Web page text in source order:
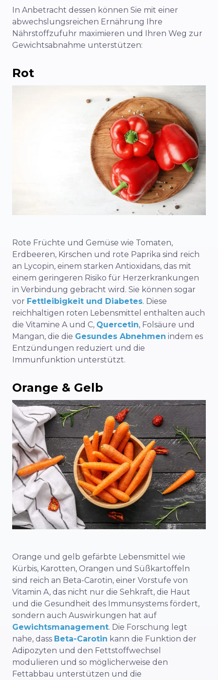
In Anbetracht dessen können Sie mit einer
abwechslungsreichen Ernährung Ihre
Nährstoffzufuhr maximieren und Ihren Weg zur
Gewichtsabnahme unterstützen:
Rot
Rote Früchte und Gemüse wie Tomaten,
Erdbeeren, Kirschen und rote Paprika sind reich
an Lycopin, einem starken Antioxidans, das mit
einem geringeren Risiko für Herzerkrankungen
in Verbindung gebracht wird. Sie können sogar
vor Fettleibigkeit und Diabetes. Diese
reichhaltigen roten Lebensmittel enthalten auch
die Vitamine A und C, Quercetin, Folsäure und
Mangan, die die Gesundes Abnehmen indem es
Entzündungen reduziert und die
Immunfunktion unterstützt.
Orange & Gelb
Orange und gelb gefärbte Lebensmittel wie
Kürbis, Karotten, Orangen und Süßkartoffeln
sind reich an Beta-Carotin, einer Vorstufe von
Vitamin A, das nicht nur die Sehkraft, die Haut
und die Gesundheit des Immunsystems fördert,
sondern auch Auswirkungen hat auf
Gewichtsmanagement. Die Forschung legt
nahe, dass Beta-Carotin kann die Funktion der
Adipozyten und den Fettstoffwechsel
modulieren und so möglicherweise den
Fettabbau unterstützen und die